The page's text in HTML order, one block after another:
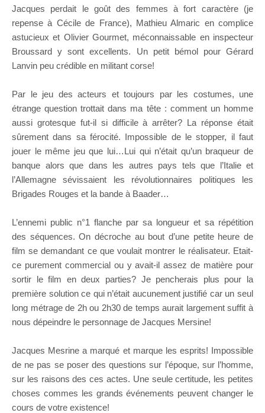
Jacques perdait le goût des femmes à fort caractère (je
repense à Cécile de France), Mathieu Almaric en complice
astucieux et Olivier Gourmet, méconnaissable en inspecteur
Broussard y sont excellents. Un petit bémol pour Gérard
Lanvin peu crédible en militant corse!
Par le jeu des acteurs et toujours par les costumes, une
étrange question trottait dans ma tête : comment un homme
aussi grotesque fut-il si difficile à arrêter? La réponse était
sûrement dans sa férocité. Impossible de le stopper, il faut
jouer le même jeu que lui…Lui qui n’était qu’un braqueur de
banque alors que dans les autres pays tels que l’Italie et
l’Allemagne sévissaient les révolutionnaires politiques les
Brigades Rouges et la bande à Baader…
L’ennemi public n°1 flanche par sa longueur et sa répétition
des séquences. On décroche au bout d’une petite heure de
film se demandant ce que voulait montrer le réalisateur. Etait-
ce purement commercial ou y avait-il assez de matière pour
sortir le film en deux parties? Je pencherais plus pour la
première solution ce qui n’était aucunement justifié car un seul
long métrage de 2h ou 2h30 de temps aurait largement suffit à
nous dépeindre le personnage de Jacques Mersine!
Jacques Mesrine a marqué et marque les esprits! Impossible
de ne pas se poser des questions sur l’époque, sur l’homme,
sur les raisons des ces actes. Une seule certitude, les petites
choses commes les grands événements peuvent changer le
cours de votre existence!